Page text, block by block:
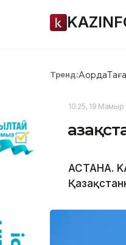
Тренд:Ақорда
10:25, 19 Мамыр
АСТАНА.